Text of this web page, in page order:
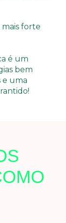
forte
é um
bem
e uma